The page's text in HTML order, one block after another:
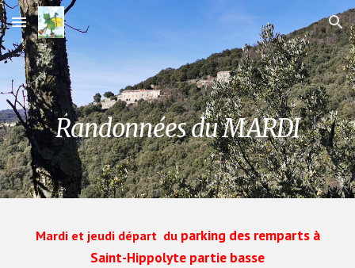
Skip to main content Skip to navigation
Randonnées du MARDI
Mardi et jeudi départ du parking des remparts à
Saint-Hippolyte partie basse